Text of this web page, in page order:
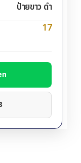
ป้ายขาว ดำ
17